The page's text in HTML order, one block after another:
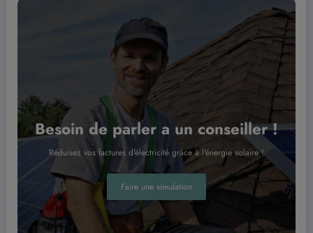
Besoin de parler a un conseiller !
Réduisez vos factures d'électricité grâce à l'énergie solaire !
Faire une simulation